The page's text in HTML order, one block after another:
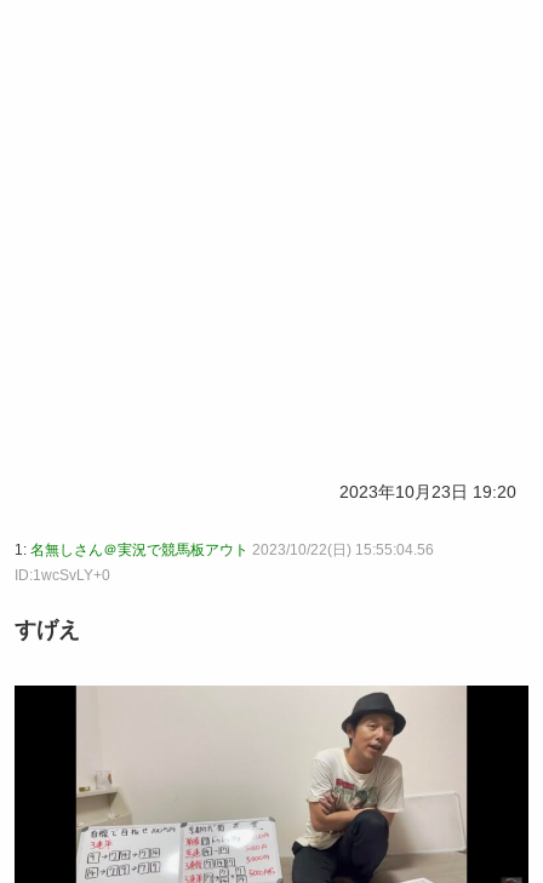
2023年10月23日 19:20
1: 名無しさん＠実況で競馬板アウト 2023/10/22(日) 15:55:04.56
ID:1wcSvLY+0
すげえ